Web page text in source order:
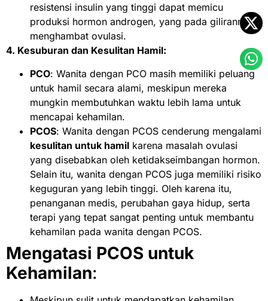
resistensi insulin yang tinggi dapat memicu
produksi hormon androgen, yang pada gilirannya
menghambat ovulasi.
4. Kesuburan dan Kesulitan Hamil:
PCO: Wanita dengan PCO masih memiliki peluang
untuk hamil secara alami, meskipun mereka
mungkin membutuhkan waktu lebih lama untuk
mencapai kehamilan.
PCOS: Wanita dengan PCOS cenderung mengalami
kesulitan untuk hamil karena masalah ovulasi
yang disebabkan oleh ketidakseimbangan hormon.
Selain itu, wanita dengan PCOS juga memiliki risiko
keguguran yang lebih tinggi. Oleh karena itu,
penanganan medis, perubahan gaya hidup, serta
terapi yang tepat sangat penting untuk membantu
kehamilan pada wanita dengan PCOS.
Mengatasi PCOS untuk
Kehamilan: